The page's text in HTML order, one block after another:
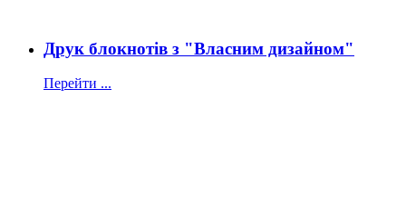
Друк блокнотів з "Власним дизайном"
Перейти ...